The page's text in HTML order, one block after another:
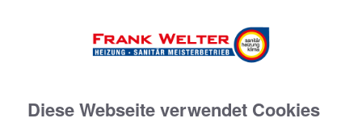
Diese Webseite verwendet Cookies